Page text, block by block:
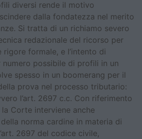
diversi rende il motivo
dalla fondatezza nel merito
Si tratta di un richiamo severo
redazionale del ricorso per
rigore formale, e l’intento di
numero possibile di profili in un
spesso in un boomerang per il
prova nel processo tributario:
l’art. 2697 c.c. Con riferimento
Corte interviene anche
norma cardine in materia di
2697 del codice civile,